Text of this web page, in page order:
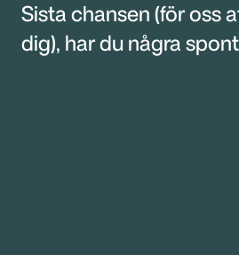
Sista chansen (för oss
dig), har du några